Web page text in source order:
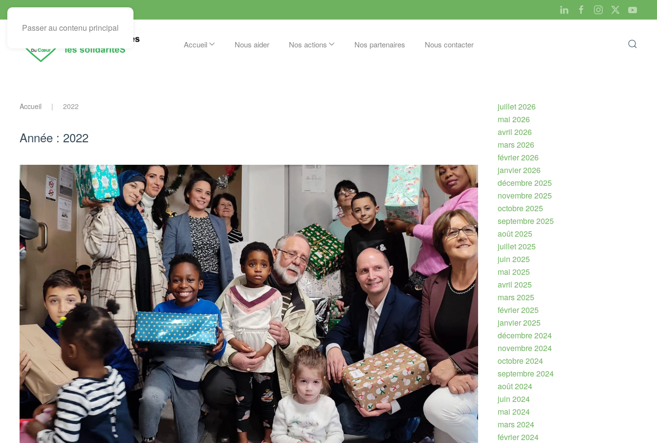
Passer au contenu principal
Accueil Nous aider Nos actions Nos partenaires Nous contacter
Accueil 2022
Année : 2022
juillet 2026
mai 2026
avril 2026
mars 2026
février 2026
janvier 2026
décembre 2025
novembre 2025
octobre 2025
septembre 2025
août 2025
juillet 2025
juin 2025
mai 2025
avril 2025
mars 2025
février 2025
janvier 2025
décembre 2024
novembre 2024
octobre 2024
septembre 2024
août 2024
juin 2024
mai 2024
mars 2024
février 2024